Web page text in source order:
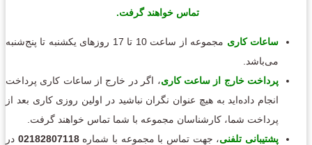
تماس خواهند گرفت.
ساعات کاری
مجموعه از ساعت 10 تا 17 روزهای یکشنبه تا پنج‌شنبه
می‌باشد.
پرداخت خارج از ساعت کاری، اگر در خارج از ساعات کاری پرداخت
انجام داده‌اید به هیچ عنوان نگران نباشید در اولین روزی کاری بعد از
پرداخت شما، کارشناسان مجموعه با شما تماس خواهند گرفت.
پشتیبانی تلفنی، جهت تماس با مجموعه با شماره02182807118 در